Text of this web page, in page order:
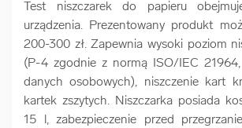
Test niszczarek do papieru
urządzenia. Prezentowany produkt
200-300 zł. Zapewnia wysoki poziom
(P-4 zgodnie z normą ISO/IEC
danych osobowych), niszczenie kart
kartek zszytych. Niszczarka posiada
15 l, zabezpieczenie przed